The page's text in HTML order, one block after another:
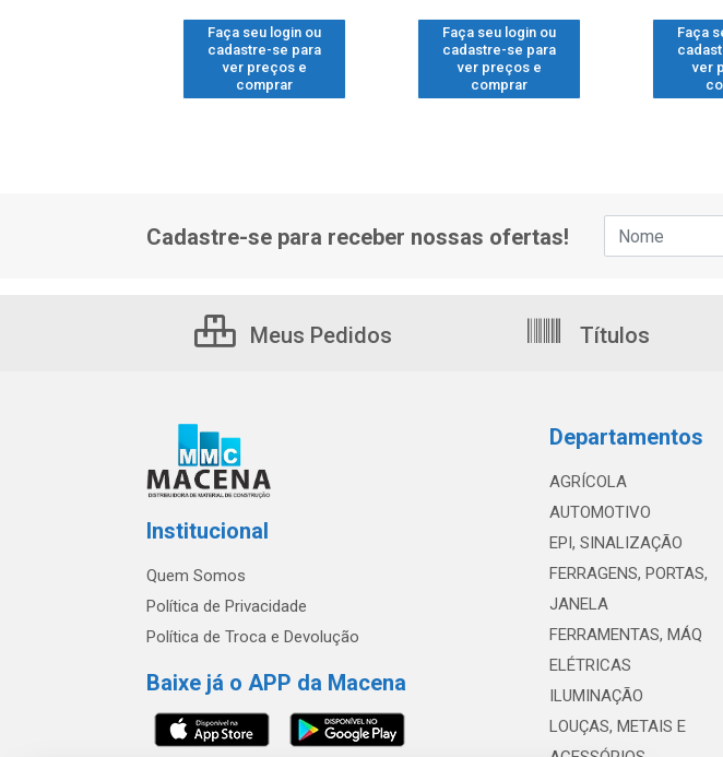
Faça seu login ou
cadastre-se para
ver preços e
comprar
Faça seu login ou
cadastre-se para
ver preços e
comprar
Faça
ver
Cadastre-se para receber nossas ofertas!
Meus Pedidos Títulos
Institucional
Quem Somos
Política de Privacidade
Política de Troca e Devolução
Baixe já o APP da Macena
Departamentos
AGRÍCOLA
AUTOMOTIVO
EPI, SINALIZAÇÃO
FERRAGENS, PORTAS,
JANELA
FERRAMENTAS, MÁQ
ELÉTRICAS
ILUMINAÇÃO
LOUÇAS, METAIS E